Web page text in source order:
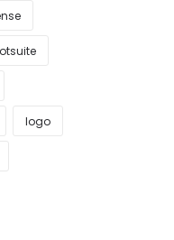
logo